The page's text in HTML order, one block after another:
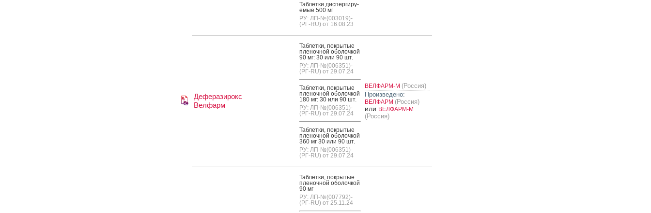
Таб­летки дис­перги­ру­
емые 500 мг
РУ: ЛП-№(003019)-
(РГ-RU) от 16.08.23
Деферазирокс
Велфарм
Таб­летки, пок­ры­тые
пле­ноч­ной обо­лоч­кой
90 мг: 30 или 90 шт.
РУ: ЛП-№(006351)-
(РГ-RU) от 29.07.24
Таб­летки, пок­ры­тые
пле­ноч­ной обо­лоч­кой
180 мг: 30 или 90 шт.
РУ: ЛП-№(006351)-
(РГ-RU) от 29.07.24
Таб­летки, пок­ры­тые
пле­ноч­ной обо­лоч­кой
360 мг 30 или 90 шт.
РУ: ЛП-№(006351)-
(РГ-RU) от 29.07.24
ВЕЛФАРМ-М (Россия)
Произведено:
ВЕЛФАРМ (Россия)
или ВЕЛФАРМ-М
(Россия)
Таб­летки, пок­ры­тые
пле­ноч­ной обо­лоч­кой
90 мг
РУ: ЛП-№(007792)-
(РГ-RU) от 25.11.24